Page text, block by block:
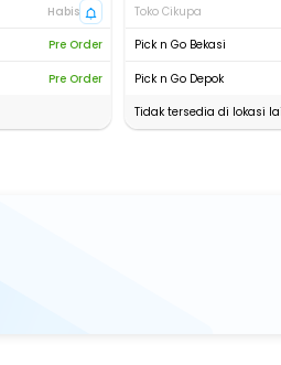
Habis
Pre Order
Pre Order
Toko Cikupa
Pick n Go Bekasi
Pick n Go Depok
Tidak tersedia di lokasi